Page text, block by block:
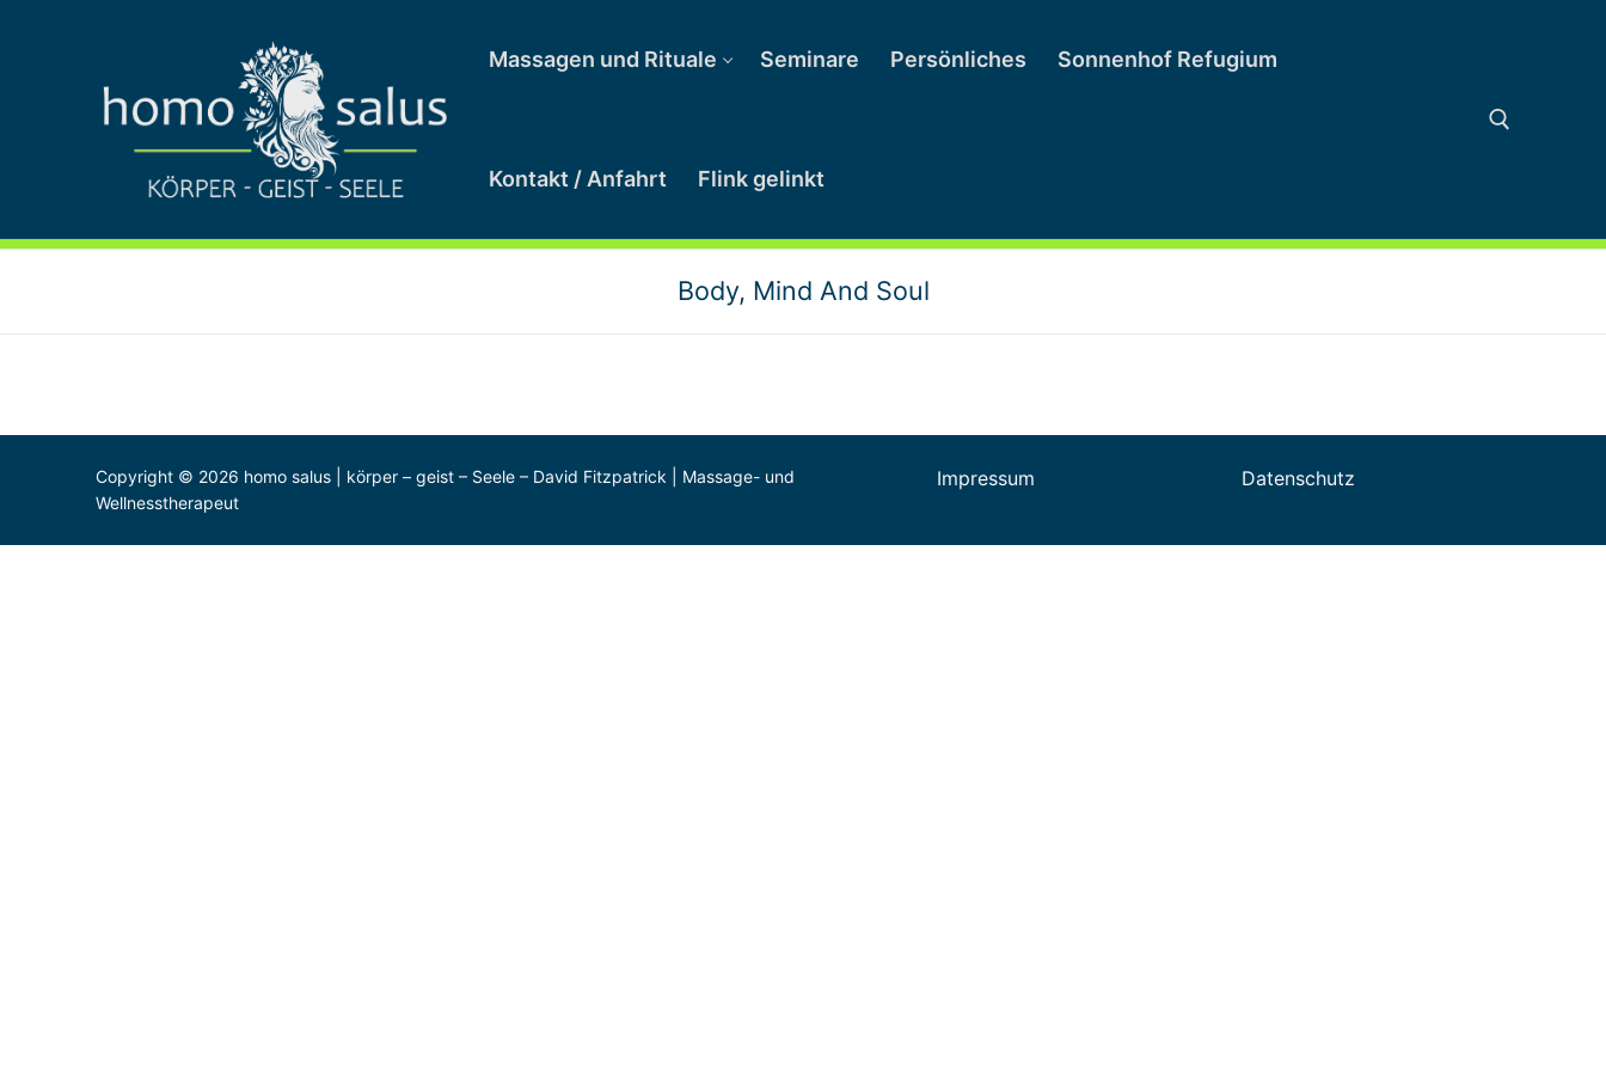
Massagen und Rituale Seminare Persönliches Sonnenhof Refugium
Kontakt / Anfahrt Flink gelinkt
Body, Mind And Soul
Copyright © 2026 homo salus | körper – geist – Seele – David Fitzpatrick | Massage- und
Wellnesstherapeut
Impressum Datenschutz